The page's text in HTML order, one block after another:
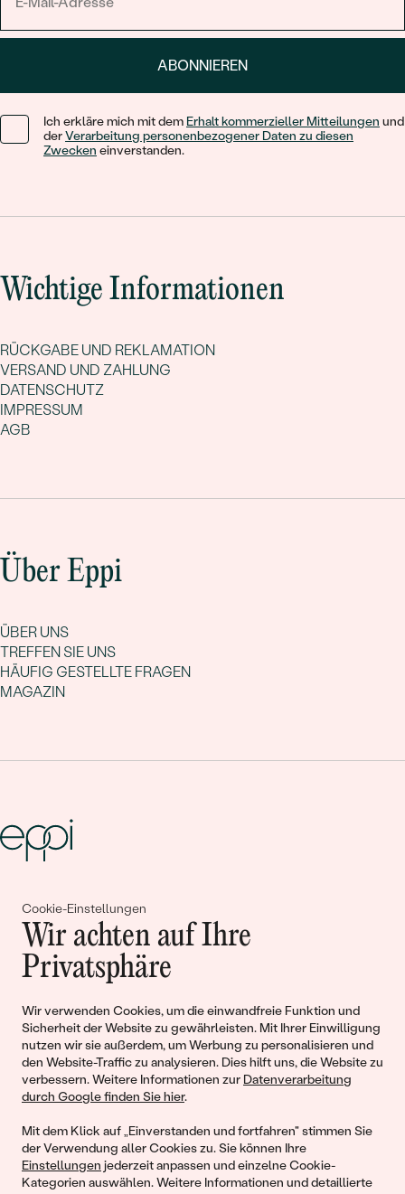
Cookie-Einstellungen
Wir achten auf Ihre
Privatsphäre
Wir verwenden Cookies, um die einwandfreie Funktion und
Sicherheit der Website zu gewährleisten. Mit Ihrer Einwilligung
nutzen wir sie außerdem, um Werbung zu personalisieren und
den Website-Traffic zu analysieren. Dies hilft uns, die Website zu
verbessern. Weitere Informationen zur Datenverarbeitung
durch Google finden Sie hier.
Mit dem Klick auf „Einverstanden und fortfahren" stimmen Sie
der Verwendung aller Cookies zu. Sie können Ihre
Einstellungen jederzeit anpassen und einzelne Cookie-
Kategorien auswählen. Weitere Informationen und detaillierte
ABONNIEREN
Ich erkläre mich mit dem Erhalt kommerzieller Mitteilungen und
derVerarbeitung personenbezogener Daten zu diesen
Zwecken einverstanden.
Wichtige Informationen
RÜCKGABE UND REKLAMATION
VERSAND UND ZAHLUNG
DATENSCHUTZ
IMPRESSUM
AGB
Über Eppi
ÜBER UNS
TREFFEN SIE UNS
HÄUFIG GESTELLTE FRAGEN
MAGAZIN
Gemeinsam erschaffen wir
Geschichten von Schönheit und
Liebe
Begleiten Sie uns!